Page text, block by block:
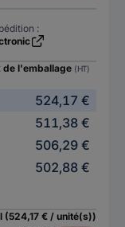
:
de l'emballage (HT)
524,17 €
511,38 €
506,29 €
502,88 €
(524,17 € / unité(s))